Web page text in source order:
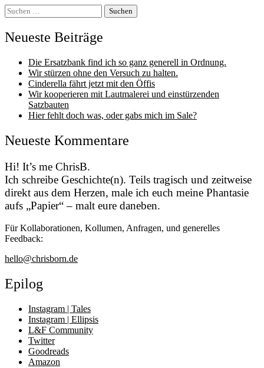
Suchen
nach:
Neueste Beiträge
Die Ersatzbank find ich so ganz generell in Ordnung.
Wir stürzen ohne den Versuch zu halten.
Cinderella fährt jetzt mit den Öffis
Wir kooperieren mit Lautmalerei und einstürzenden
Satzbauten
Hier fehlt doch was, oder gabs mich im Sale?
Neueste Kommentare
Hi! It’s me ChrisB.
Ich schreibe Geschichte(n). Teils tragisch und zeitweise
direkt aus dem Herzen, male ich euch meine Phantasie
aufs „Papier“ – malt eure daneben.
Für Kollaborationen, Kollumen, Anfragen, und generelles
Feedback:
hello@chrisborn.de
Epilog
Instagram | Tales
Instagram | Ellipsis
L&F Community
Twitter
Goodreads
Amazon